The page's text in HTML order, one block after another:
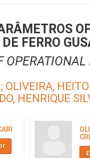
FERRO
OLIVEIRA,
HENRIQUE